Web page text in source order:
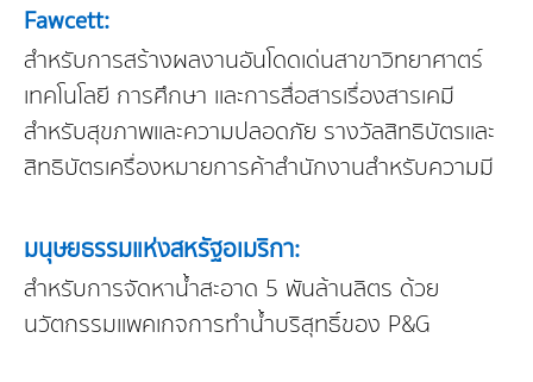
Fawcett:
สำหรับการสร้างผลงานอันโดดเด่นสาขาวิทยาศาตร์
เทคโนโลยี การศึกษา และการสื่อสารเรื่องสารเคมี
สำหรับสุขภาพและความปลอดภัย รางวัลสิทธิบัตรและ
สิทธิบัตรเครื่องหมายการค้าสำนักงานสำหรับความมี
มนุษยธรรมแห่งสหรัฐอเมริกา:
สำหรับการจัดหาน้ำสะอาด 5 พันล้านลิตร ด้วย
นวัตกรรมแพคเกจการทำน้ำบริสุทธิ์ของ P&G